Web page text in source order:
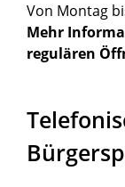
Von Montag
Mehr
regulären